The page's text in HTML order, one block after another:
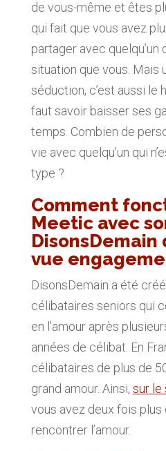
de vous-même et êtes
qui fait que vous avez
partager avec quelqu’un
situation que vous. Mais
séduction, c’est aussi le
faut savoir baisser ses
temps. Combien de
vie avec quelqu’un qui
type ?
Comment
Meetic avec
DisonsDemain
vue
DisonsDemain a été
célibataires seniors qui
en l’amour après
années de célibat. En
célibataires de plus de
grand amour. Ainsi, sur le
vous avez deux fois plus
rencontrer l’amour.